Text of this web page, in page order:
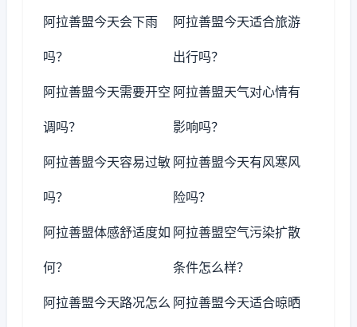
阿拉善盟今天会下雨
吗？
阿拉善盟今天适合旅游
出行吗？
阿拉善盟今天需要开空
调吗？
阿拉善盟天气对心情有
影响吗？
阿拉善盟今天容易过敏
吗？
阿拉善盟今天有风寒风
险吗？
阿拉善盟体感舒适度如
何？
阿拉善盟空气污染扩散
条件怎么样？
阿拉善盟今天路况怎么 阿拉善盟今天适合晾晒